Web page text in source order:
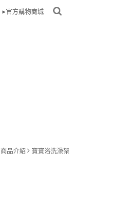
▸官方購物商城
商品介紹 寶寶浴洗澡架